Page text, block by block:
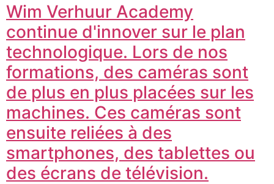
Wim Verhuur Academy
continue d'innover sur le plan
technologique. Lors de nos
formations, des caméras sont
de plus en plus placées sur les
machines. Ces caméras sont
ensuite reliées à des
smartphones, des tablettes ou
des écrans de télévision.